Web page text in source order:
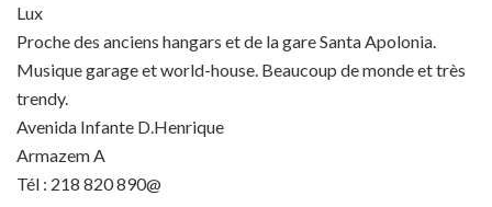
Lux
Proche des anciens hangars et de la gare Santa Apolonia.
Musique garage et world-house. Beaucoup de monde et très
trendy.
Avenida Infante D.Henrique
Armazem A
Tél : 218 820 890@